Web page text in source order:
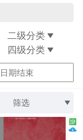
二级分类
四级分类
筛选